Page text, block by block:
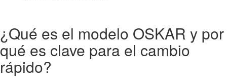
¿Qué es el modelo OSKAR y por
qué es clave para el cambio
rápido?